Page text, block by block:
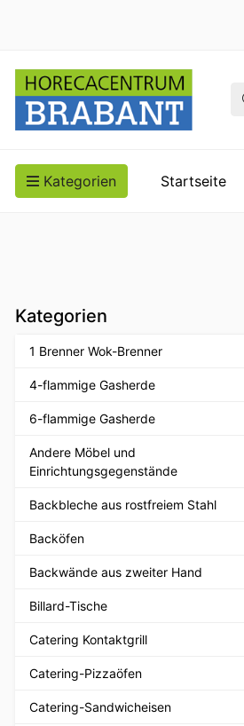
Kategorien Startseite
Kategorien
1 Brenner Wok-Brenner
4-flammige Gasherde
6-flammige Gasherde
Andere Möbel und
Einrichtungsgegenstände
Backbleche aus rostfreiem Stahl
Backöfen
Backwände aus zweiter Hand
Billard-Tische
Catering Kontaktgrill
Catering-Pizzaöfen
Catering-Sandwicheisen